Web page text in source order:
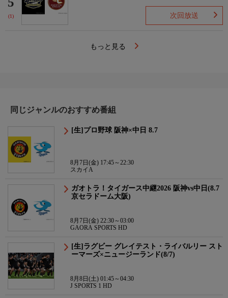
(1) 次回放送
もっと見る
同じジャンルのおすすめ番組
[生]プロ野球 阪神×中日 8.7
8月7日(金) 17:45～22:30
スカイA
ガオトラ！タイガース中継2026 阪神vs中日(8.7
京セラドーム大阪)
8月7日(金) 22:30～03:00
GAORA SPORTS HD
[生]ラグビー グレイテスト・ライバルリー スト
ーマーズ×ニュージーランド(8/7)
8月8日(土) 01:45～04:30
J SPORTS 1 HD